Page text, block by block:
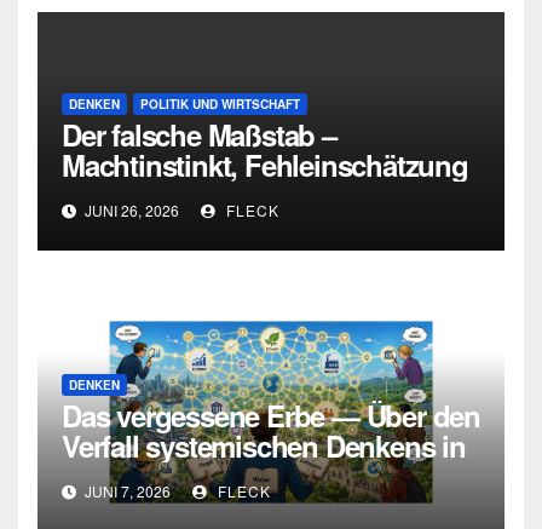
DENKEN POLITIK UND WIRTSCHAFT
Der falsche Maßstab –
Machtinstinkt, Fehleinschätzung
und die Grenzen intellektueller
Urteilskraft
JUNI 26, 2026 FLECK
DENKEN
Das vergessene Erbe — Über den
Verfall systemischen Denkens in
Deutschland
JUNI 7, 2026 FLECK